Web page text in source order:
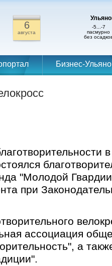
6
августа
-5...-7
пасмурно
без
Бизнес-
"Молодой
при
ассоциация
а